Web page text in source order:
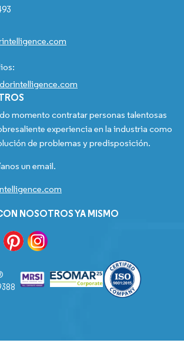
momento contratar personas talentosas
experiencia en la industria como
de problemas y predisposición.
un email.
NOSOTROS YA MISMO